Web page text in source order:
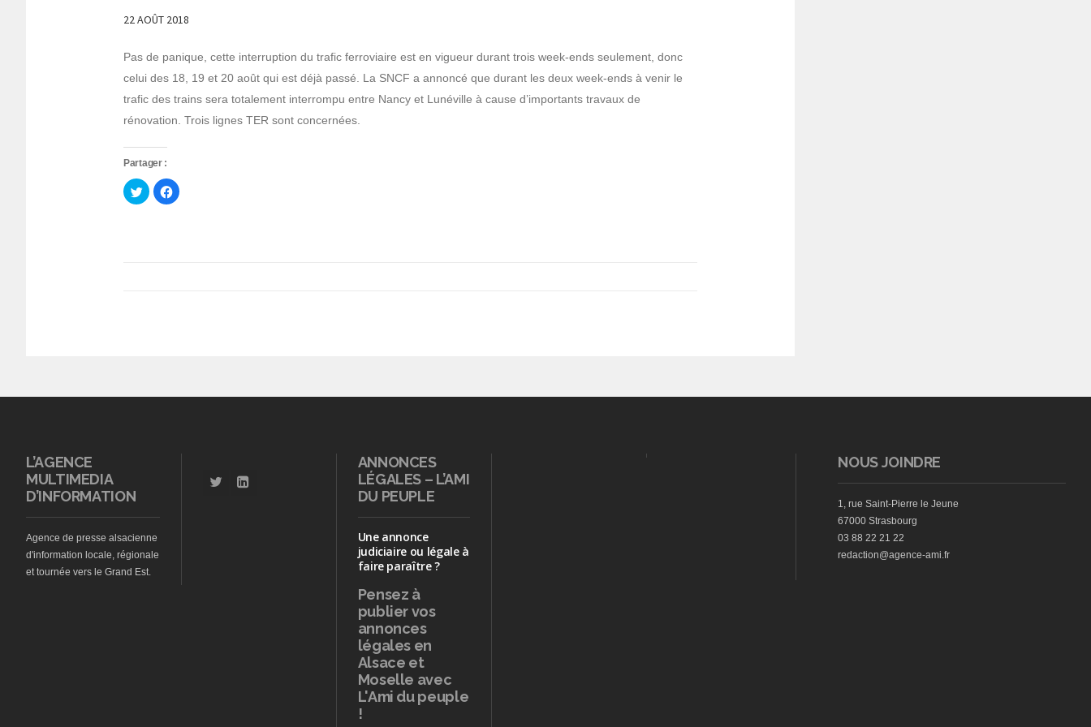
22 AOÛT 2018
Pas de panique, cette interruption du trafic ferroviaire est en vigueur durant trois week-ends seulement, donc
celui des 18, 19 et 20 août qui est déjà passé. La SNCF a annoncé que durant les deux week-ends à venir le
trafic des trains sera totalement interrompu entre Nancy et Lunéville à cause d’importants travaux de
rénovation. Trois lignes TER sont concernées.
Partager :
Cliquez
pour
partager
Cliquez
pour
L’AGENCE
MULTIMEDIA
D’INFORMATION
Agence de presse alsacienne
d'information locale, régionale
et tournée vers le Grand Est.
ANNONCES
LÉGALES – L’AMI
DU PEUPLE
Une annonce
judiciaire ou légale à
faire paraître ?
Pensez à
publiervos
annonces
légales en
Alsace et
Moselle avec
L'Ami du peuple
!
NOUS JOINDRE
1, rue Saint-Pierre le Jeune
67000 Strasbourg
03 88 22 21 22
redaction@agence-ami.fr